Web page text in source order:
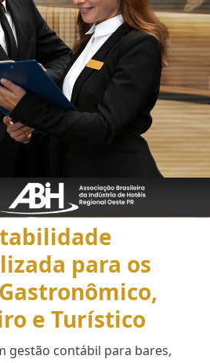
para os
e Turístico
gestão contábil para bares,